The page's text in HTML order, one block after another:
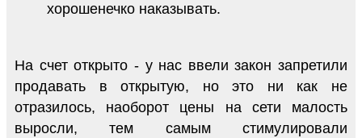
хорошенечко наказывать.
На счет открыто - у нас ввели закон запретили
продавать в открытую, но это ни как не
отразилось, наоборот цены на сети малость
выросли, тем самым стимулировали